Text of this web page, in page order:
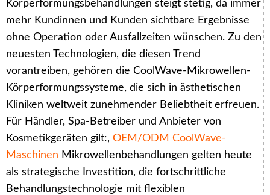
Körperformungsbehandlungen steigt stetig, da immer
mehr Kundinnen und Kunden sichtbare Ergebnisse
ohne Operation oder Ausfallzeiten wünschen. Zu den
neuesten Technologien, die diesen Trend
vorantreiben, gehören die CoolWave-Mikrowellen-
Körperformungssysteme, die sich in ästhetischen
Kliniken weltweit zunehmender Beliebtheit erfreuen.
Für Händler, Spa-Betreiber und Anbieter von
Kosmetikgeräten gilt:, OEM/ODM CoolWave-
Maschinen Mikrowellenbehandlungen gelten heute
als strategische Investition, die fortschrittliche
Behandlungstechnologie mit flexiblen